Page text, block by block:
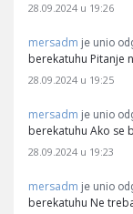
28.09.2024 u 19:26
mersadm je unio
berekatuhu Pitanje
28.09.2024 u 19:25
mersadm je unio
berekatuhu Ako se
28.09.2024 u 19:23
mersadm je unio
berekatuhu Ne